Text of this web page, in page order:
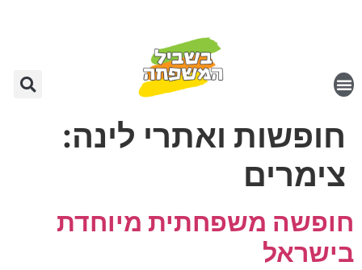
חופשות ואתרי לינה:
צימרים
חופשה משפחתית מיוחדת
בישראל